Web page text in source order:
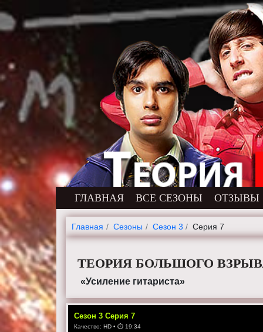
ГЛАВНАЯ ВСЕ СЕЗОНЫ ОТЗЫВЫ
Главная Cезоны Сезон 3 Серия 7
ТЕОРИЯ БОЛЬШОГО
«Усиление гитариста»
Сезон3 Серия7
Качество:HD • ⏱ 19:34